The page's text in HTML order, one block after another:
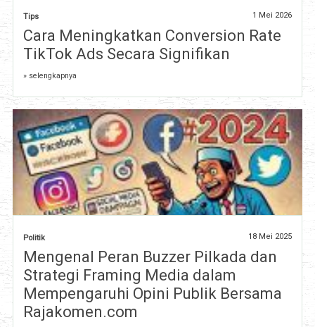
Tips 1 Mei 2026
Cara Meningkatkan Conversion Rate
TikTok Ads Secara Signifikan
» selengkapnya
Politik 18 Mei 2025
Mengenal Peran Buzzer Pilkada dan
Strategi Framing Media dalam
Mempengaruhi Opini Publik Bersama
Rajakomen.com